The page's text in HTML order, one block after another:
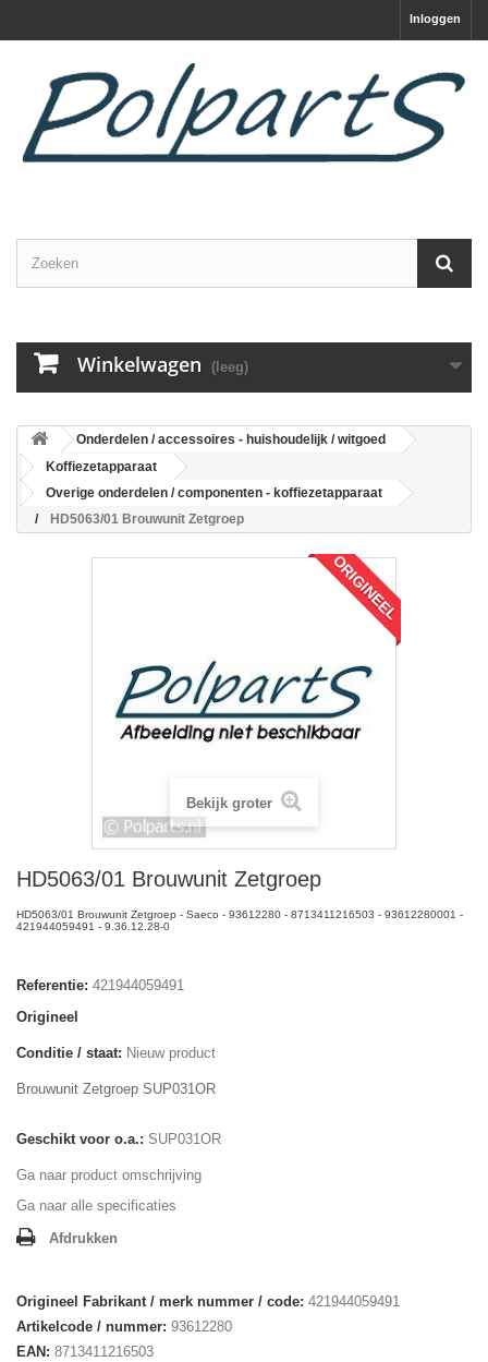
Inloggen
Winkelwagen (leeg)
Onderdelen / accessoires - huishoudelijk / witgoed
Koffiezetapparaat
Overige onderdelen / componenten - koffiezetapparaat
HD5063/01 Brouwunit Zetgroep
ORIGINEEL
Bekijk groter
HD5063/01 Brouwunit Zetgroep
HD5063/01 Brouwunit Zetgroep - Saeco - 93612280 - 8713411216503 - 93612280001 -
421944059491 - 9.36.12.28-0
Referentie: 421944059491
Origineel
Conditie / staat: Nieuw product
Brouwunit Zetgroep SUP031OR
Geschikt voor o.a.: SUP031OR
Ga naar product omschrijving
Ga naar alle specificaties
Afdrukken
Origineel Fabrikant / merk nummer / code: 421944059491
Artikelcode / nummer: 93612280
EAN: 8713411216503